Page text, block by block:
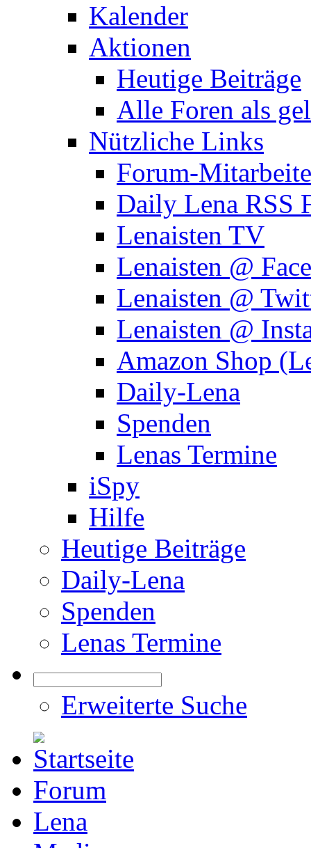
Kalender
Aktionen
Heutige Beiträge
Alle Foren als
Nützliche Links
Forum-
Daily Lena RSS
Lenaisten TV
Lenaisten @
Lenaisten @
Lenaisten @
Amazon Shop
Daily-Lena
Spenden
Lenas Termine
iSpy
Hilfe
Heutige Beiträge
Daily-Lena
Spenden
Lenas Termine
Erweiterte Suche
Forum
Lena